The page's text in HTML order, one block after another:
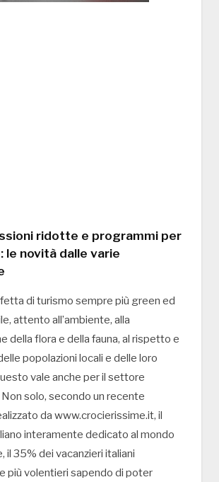
ridotte e programmi per
le novità dalle varie
fetta di turismo sempre più green ed
attento all’ambiente, alla
della flora e della fauna, al rispetto e
popolazioni locali e delle loro
vale anche per il settore
solo, secondo un recente
da www.crocierissime.it, il
interamente dedicato al mondo
il 35% dei vacanzieri italiani
più volentieri sapendo di poter